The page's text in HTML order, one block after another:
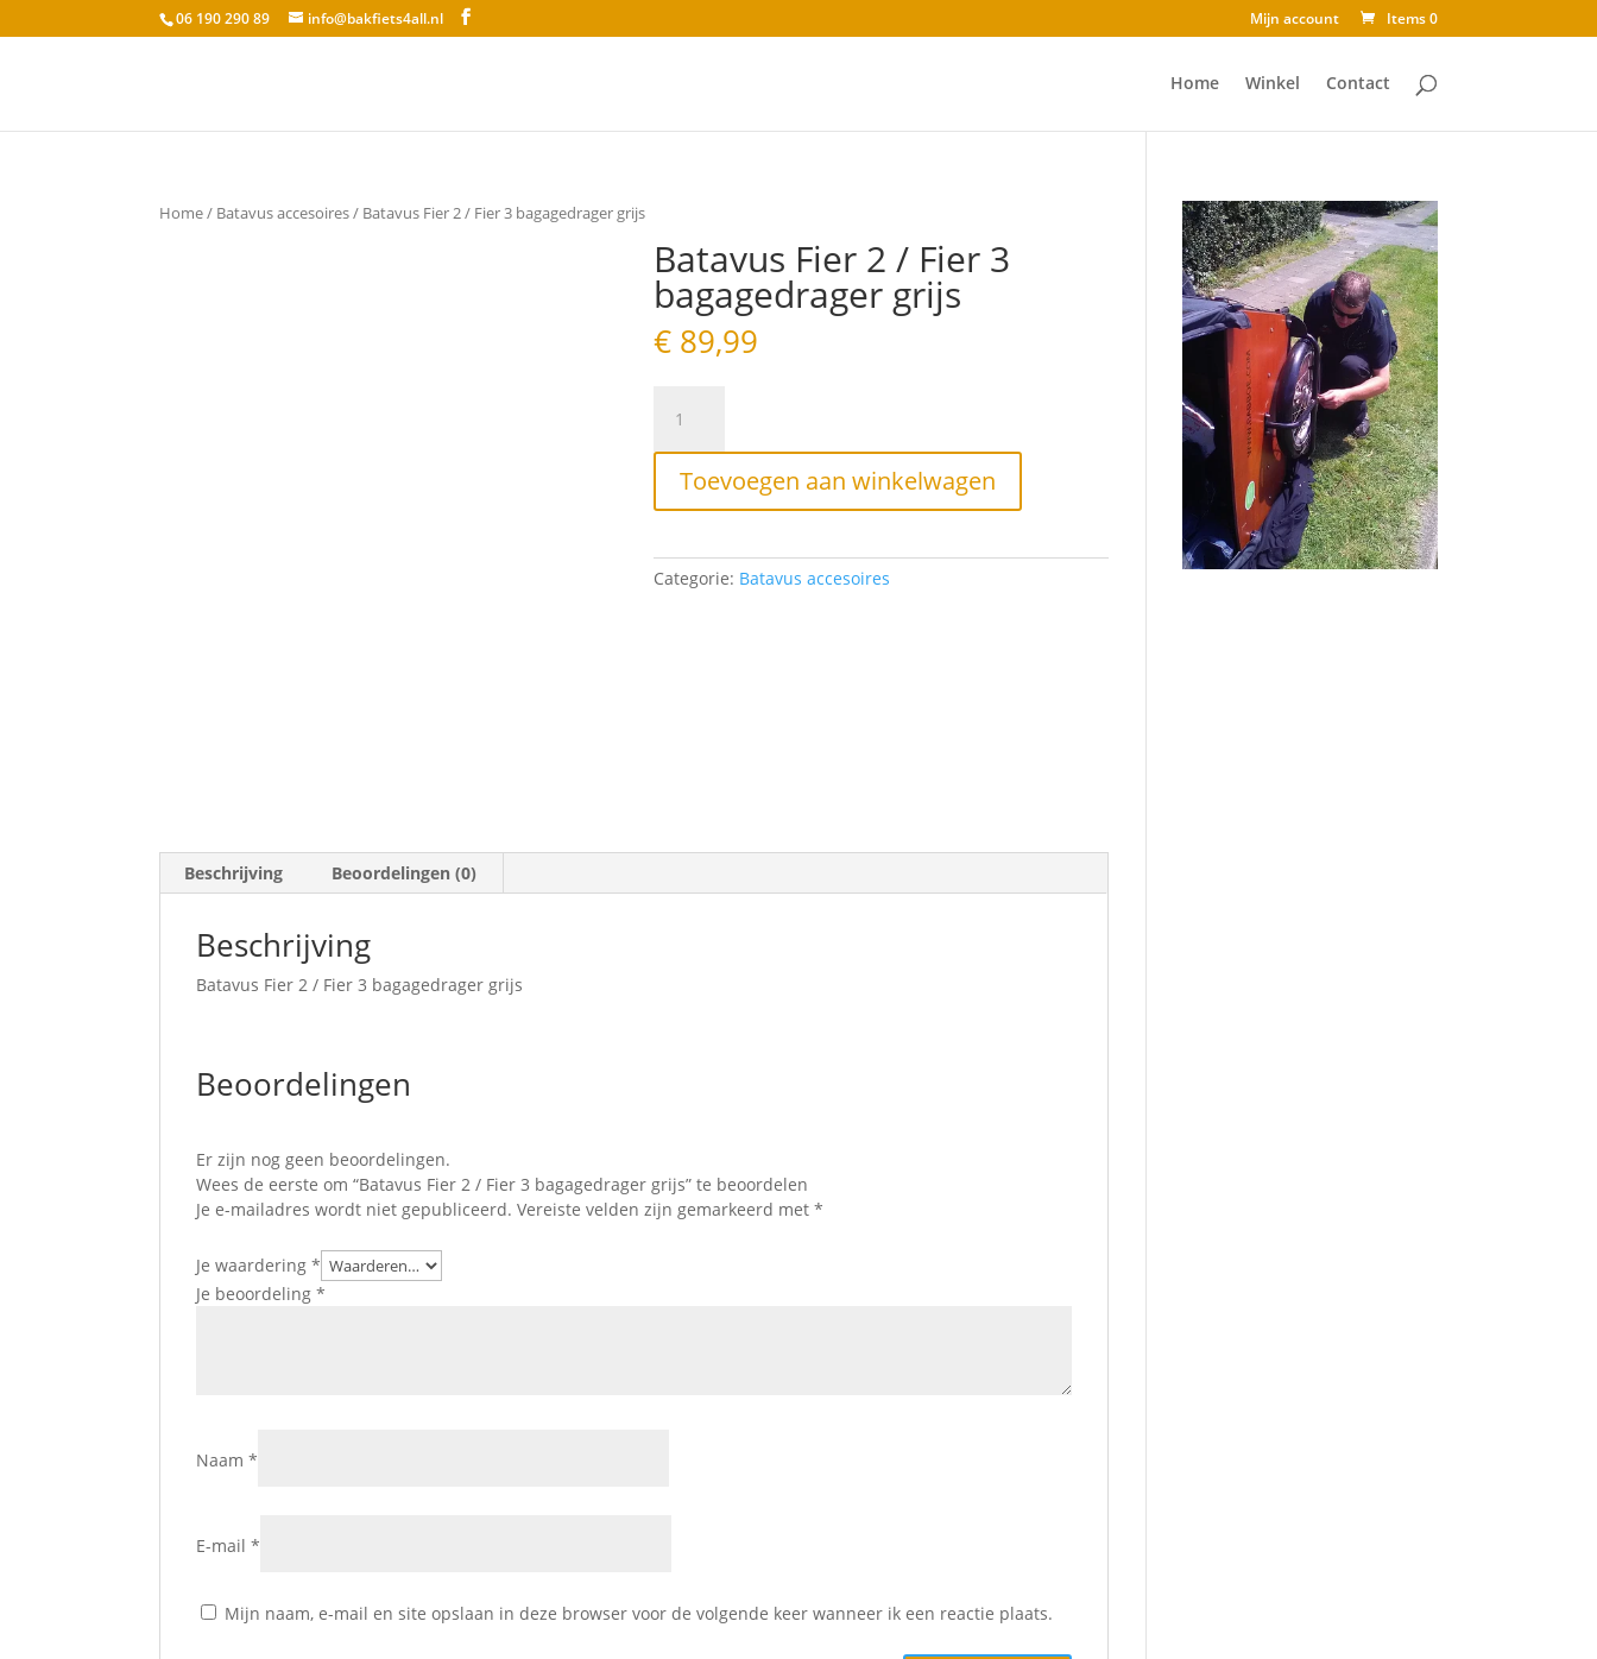
06 190 290 89 info@bakfiets4all.nl Mijn account Items 0
Home Winkel Contact
Home/ Batavus accesoires/ Batavus Fier 2 / Fier 3 bagagedrager grijs
Batavus Fier 2 / Fier 3
bagagedrager grijs
€89,99
Fier
2
grijs
Toevoegen aan winkelwagen
Categorie: Batavus accesoires
Beschrijving Beoordelingen (0)
Beschrijving
Batavus Fier 2 / Fier 3 bagagedrager grijs
Beoordelingen
Er zijn nog geen beoordelingen.
Wees de eerste om “Batavus Fier 2 / Fier 3 bagagedrager grijs” te beoordelen
Je e-mailadres wordt niet gepubliceerd. Vereiste velden zijn gemarkeerd met*
Je waardering*
Je beoordeling*
Naam*
E-mail*
Mijn naam, e-mail en site opslaan in deze browser voor de volgende keer wanneer ik een reactie plaats.